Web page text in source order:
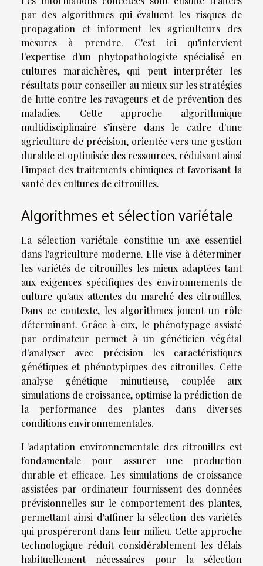
par des algorithmes qui évaluent les risques de
propagation et informent les agriculteurs des
mesures à prendre. C'est ici qu'intervient
l'expertise d'un phytopathologiste spécialisé en
cultures maraîchères, qui peut interpréter les
résultats pour conseiller au mieux sur les stratégies
de lutte contre les ravageurs et de prévention des
maladies. Cette approche algorithmique
multidisciplinaire s’insère dans le cadre d'une
agriculture de précision, orientée vers une gestion
durable et optimisée des ressources, réduisant ainsi
l'impact des traitements chimiques et favorisant la
santé des cultures de citrouilles.
Algorithmes et sélection variétale
La sélection variétale constitue un axe essentiel
dans l'agriculture moderne. Elle vise à déterminer
les variétés de citrouilles les mieux adaptées tant
aux exigences spécifiques des environnements de
culture qu'aux attentes du marché des citrouilles.
Dans ce contexte, les algorithmes jouent un rôle
déterminant. Grâce à eux, le phénotypage assisté
par ordinateur permet à un généticien végétal
d'analyser avec précision les caractéristiques
génétiques et phénotypiques des citrouilles. Cette
analyse génétique minutieuse, couplée aux
simulations de croissance, optimise la prédiction de
la performance des plantes dans diverses
conditions environnementales.
L'adaptation environnementale des citrouilles est
fondamentale pour assurer une production
durable et efficace. Les simulations de croissance
assistées par ordinateur fournissent des données
prévisionnelles sur le comportement des plantes,
permettant ainsi d'affiner la sélection des variétés
qui prospéreront dans leur milieu. Cette approche
technologique réduit considérablement les délais
habituellement nécessaires pour la sélection